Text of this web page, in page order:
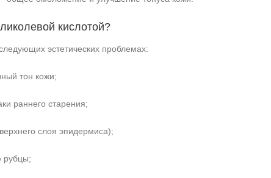
кислотой?
эстетических проблемах:
тон кожи;
раннего старения;
слоя эпидермиса);
рубцы;